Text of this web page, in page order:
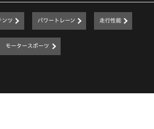
ンツ パワートレーン 走行性能
モータースポーツ